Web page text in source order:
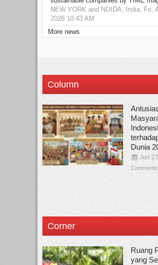
NEW YORK and NOIDA, India, Fri,
2026 10:43 AM
More news
Column
Dunia
Jun
Corner
Ruang
yang